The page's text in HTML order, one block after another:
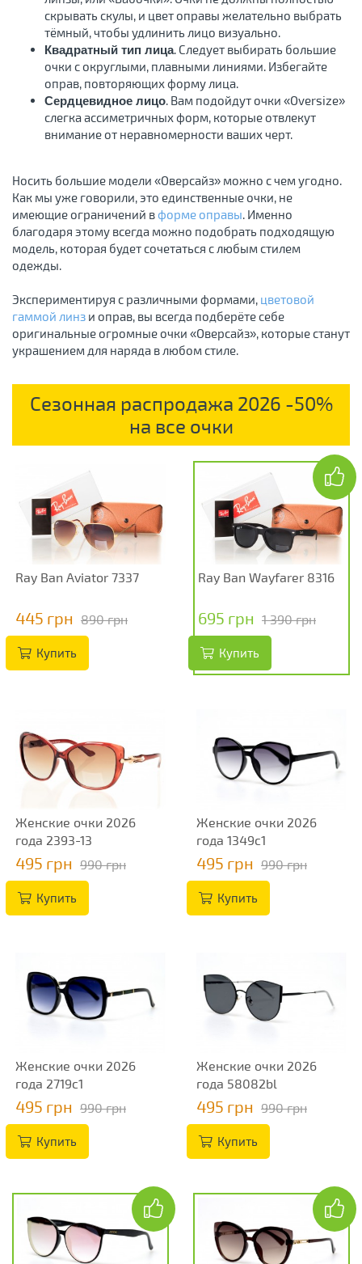
скрывать скулы, и цвет оправы желательно выбрать
тёмный, чтобы удлинить лицо визуально.
Квадратный тип лица. Следует выбирать большие
очки с округлыми, плавными линиями. Избегайте
оправ, повторяющих форму лица.
Сердцевидное лицо. Вам подойдут очки «Oversize»
слегка ассиметричных форм, которые отвлекут
внимание от неравномерности ваших черт.
Носить большие модели «Оверсайз» можно с чем угодно.
Как мы уже говорили, это единственные очки, не
имеющие ограничений вформе оправы. Именно
благодаря этому всегда можно подобрать подходящую
модель, которая будет сочетаться с любым стилем
одежды.
Экспериментируя с различными формами, цветовой
гаммой линз и оправ, вы всегда подберёте себе
оригинальные огромные очки «Оверсайз», которые станут
украшением для наряда в любом стиле.
Сезонная распродажа 2026 -50%
на все очки
Ray Ban Aviator 7337
445 грн 890 грн
Купить
Ray Ban Wayfarer 8316
695 грн 1 390 грн
Купить
Женские очки 2026
года 2393-13
495 грн 990 грн
Купить
Женские очки 2026
года 1349c1
495 грн 990 грн
Купить
Женские очки 2026
года 2719c1
495 грн 990 грн
Купить
Женские очки 2026
года 58082bl
495 грн 990 грн
Купить